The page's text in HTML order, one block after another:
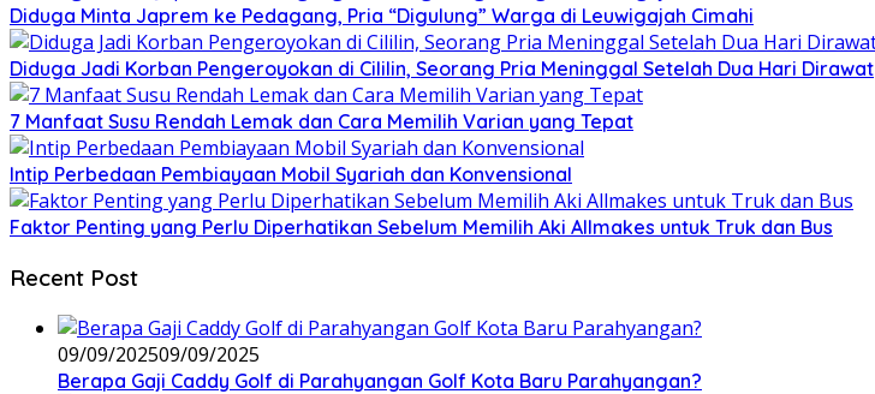
Diduga Minta Japrem ke Pedagang, Pria “Digulung” Warga di Leuwigajah Cimahi
Diduga Jadi Korban Pengeroyokan di Cililin, Seorang Pria Meninggal Setelah Dua Hari Dirawat
7 Manfaat Susu Rendah Lemak dan Cara Memilih Varian yang Tepat
Intip Perbedaan Pembiayaan Mobil Syariah dan Konvensional
Faktor Penting yang Perlu Diperhatikan Sebelum Memilih Aki Allmakes untuk Truk dan Bus
Recent Post
09/09/202509/09/2025
Berapa Gaji Caddy Golf di Parahyangan Golf Kota Baru Parahyangan?